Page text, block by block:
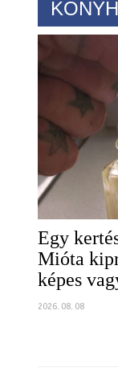
Egy
Mióta
képes